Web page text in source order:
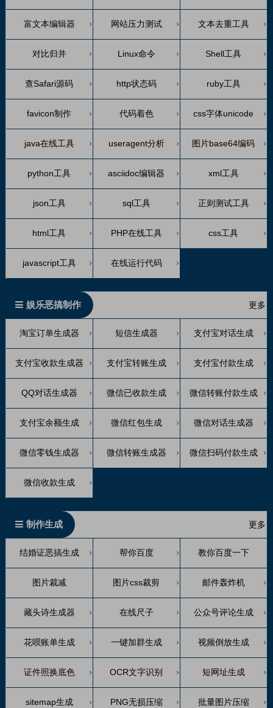
富文本编辑器 网站压力测试 文本去重工具
对比归并 Linux命令 Shell工具
查Safari源码 http状态码 ruby工具
favicon制作 代码着色 css字体unicode
java在线工具 useragent分析 图片base64编码
python工具 asciidoc编辑器 xml工具
json工具 sql工具 正则测试工具
html工具 PHP在线工具 css工具
javascript工具 在线运行代码
娱乐恶搞制作 更多
淘宝订单生成器 短信生成器 支付宝对话生成
支付宝收款生成器 支付宝转账生成 支付宝付款生成
QQ对话生成器 微信已收款生成 微信转账付款生成
支付宝余额生成 微信红包生成 微信对话生成器
微信零钱生成器 微信转账生成器 微信扫码付款生成
微信收款生成
制作生成 更多
结婚证恶搞生成 帮你百度 教你百度一下
图片裁减 图片css裁剪 邮件轰炸机
藏头诗生成器 在线尺子 公众号评论生成
花呗账单生成 一键加群生成 视频倒放生成
证件照换底色 OCR文字识别 短网址生成
sitemap生成 PNG无损压缩 批量图片压缩